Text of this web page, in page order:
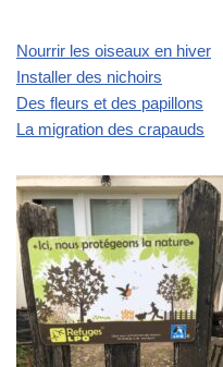
Nourrir les oiseaux en hiver
Installer des nichoirs
Des fleurs et des papillons
La migration des crapauds